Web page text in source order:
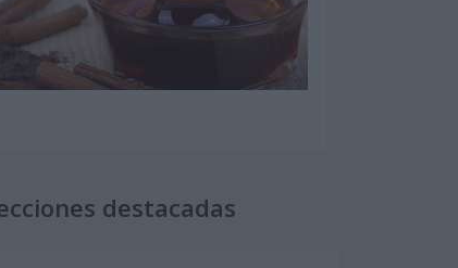
destacadas